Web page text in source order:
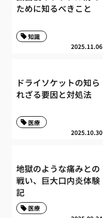
ために知るべきこと
2025.11.06
知識
ドライソケットの知ら
れざる要因と対処法
2025.10.30
医療
地獄のような痛みとの
戦い、巨大口内炎体験
記
医療